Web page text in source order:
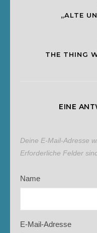
„ALTE
THE THING
EINE
Deine E-Mail-Adresse
Erforderliche Felder
Name
E-Mail-Adresse